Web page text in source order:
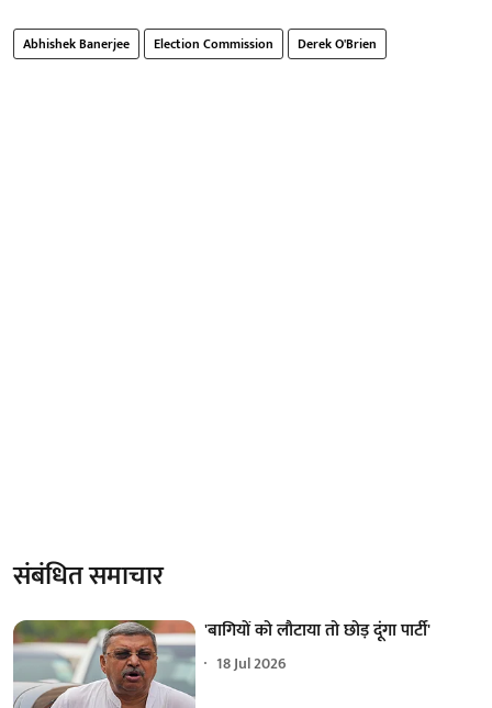
Abhishek Banerjee Election Commission Derek O'Brien
संबंधित समाचार
'बागियों को लौटाया तो छोड़ दूंगा पार्टी'
18 Jul 2026